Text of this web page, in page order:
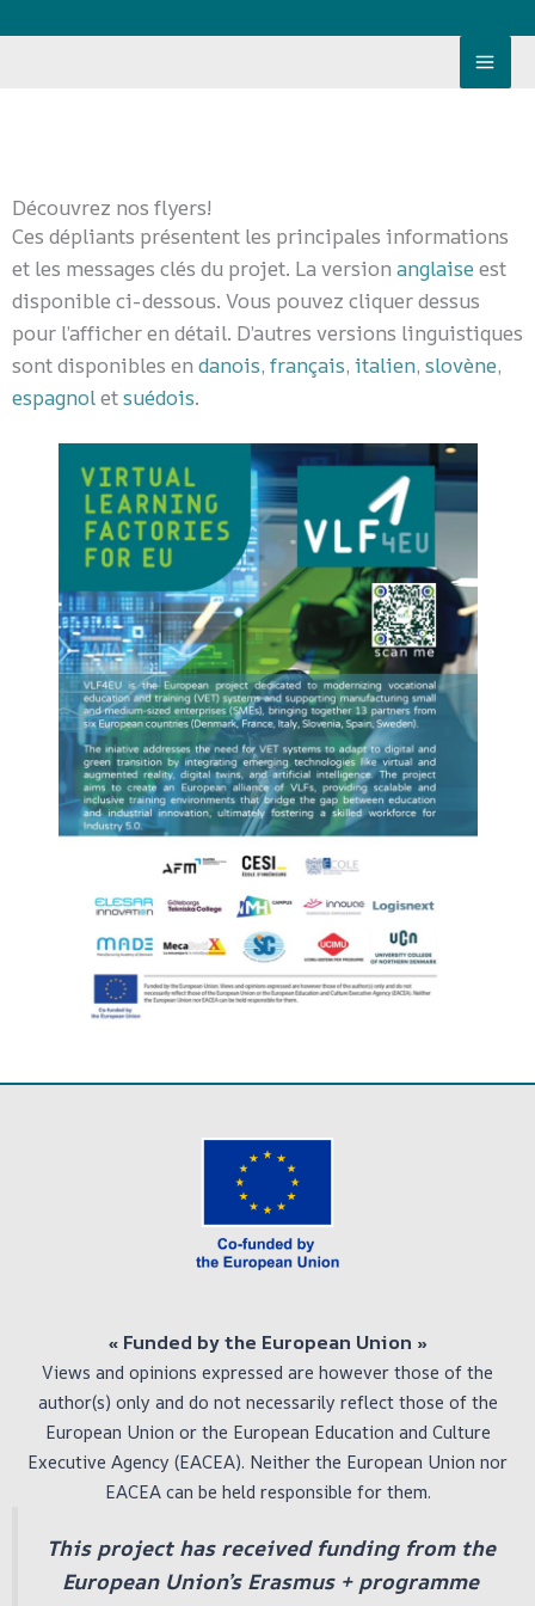
Découvrez nos flyers!
Ces dépliants présentent les principales informations
et les messages clés du projet. La version anglaise est
disponible ci-dessous. Vous pouvez cliquer dessus
pour l’afficher en détail. D’autres versions linguistiques
sont disponibles en danois, français, italien, slovène,
espagnoletsuédois.
« Funded by the European Union »
Views and opinions expressed are however those of the
author(s) only and do not necessarily reflect those of the
European Union or the European Education and Culture
Executive Agency (EACEA). Neither the European Union nor
EACEA can be held responsible for them.
This project has received funding from the
European Union’s Erasmus + programme